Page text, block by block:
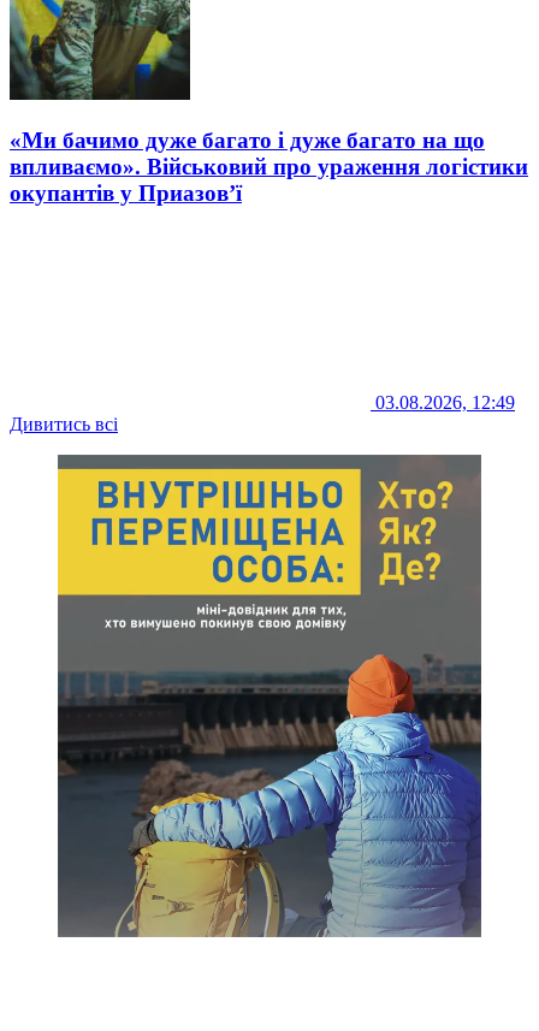
«Ми бачимо дуже багато і дуже багато на що
впливаємо». Військовий про ураження логістики
окупантів у Приазов’ї
03.08.2026, 12:49
Дивитись всі